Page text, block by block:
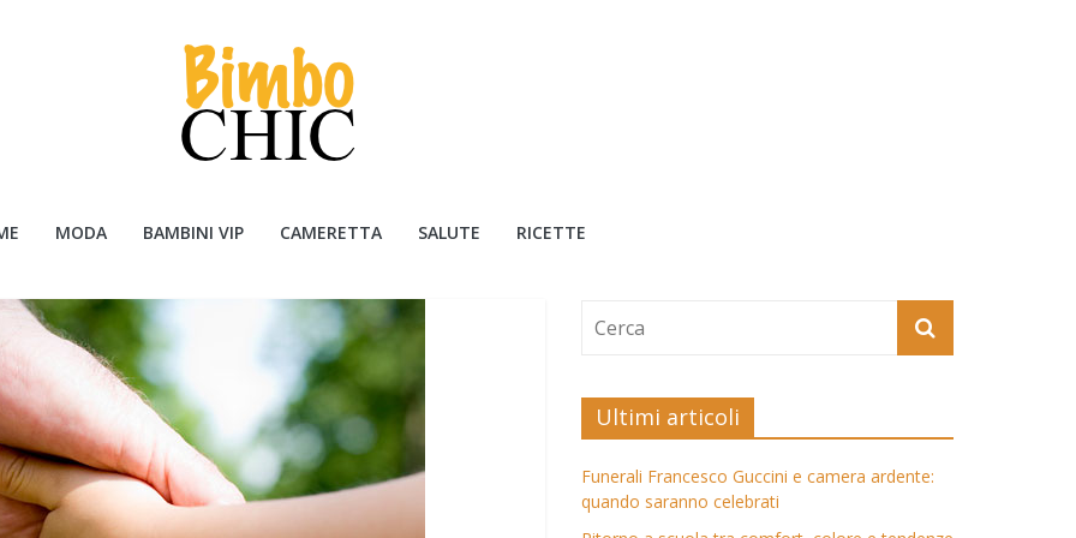
MODA BAMBINI VIP CAMERETTA SALUTE RICETTE
Ultimi articoli
Funerali Francesco Guccini e camera ardente:
quando saranno celebrati